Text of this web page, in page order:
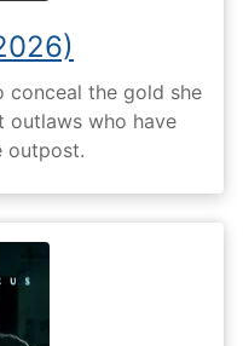
conceal the gold she
outlaws who have
outpost.